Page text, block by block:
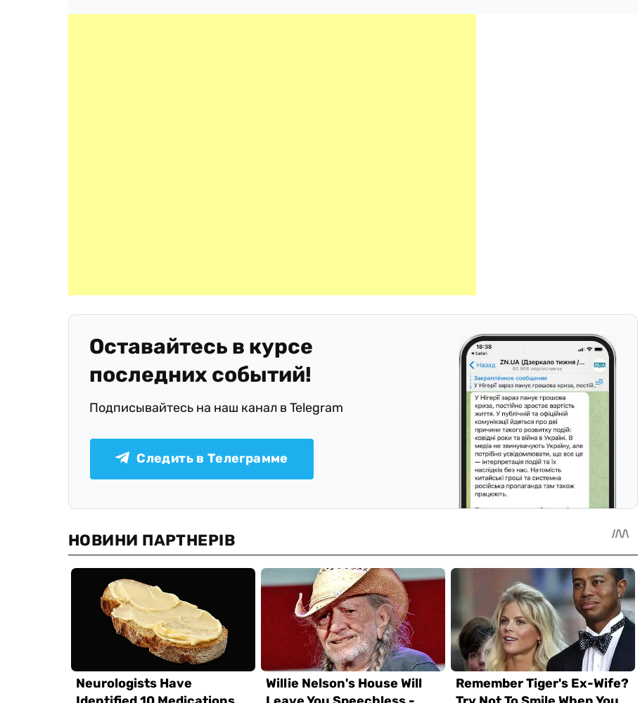
Оставайтесь в курсе
последних событий!
Подписывайтесь на наш канал в Telegram
Следить в Телеграмме